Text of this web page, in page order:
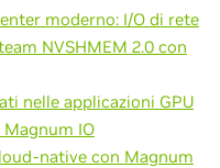
moderno: I/O di rete
NVSHMEM 2.0 con
nelle applicazioni GPU
IO
native con Magnum